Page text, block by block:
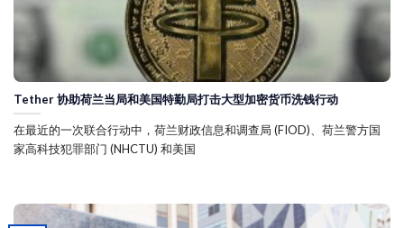
Tether 协助荷兰当局和美国特勤局打击大型加密货币洗钱行动
在最近的一次联合行动中，荷兰财政信息和调查局 (FIOD)、荷兰警方国
家高科技犯罪部门 (NHCTU) 和美国